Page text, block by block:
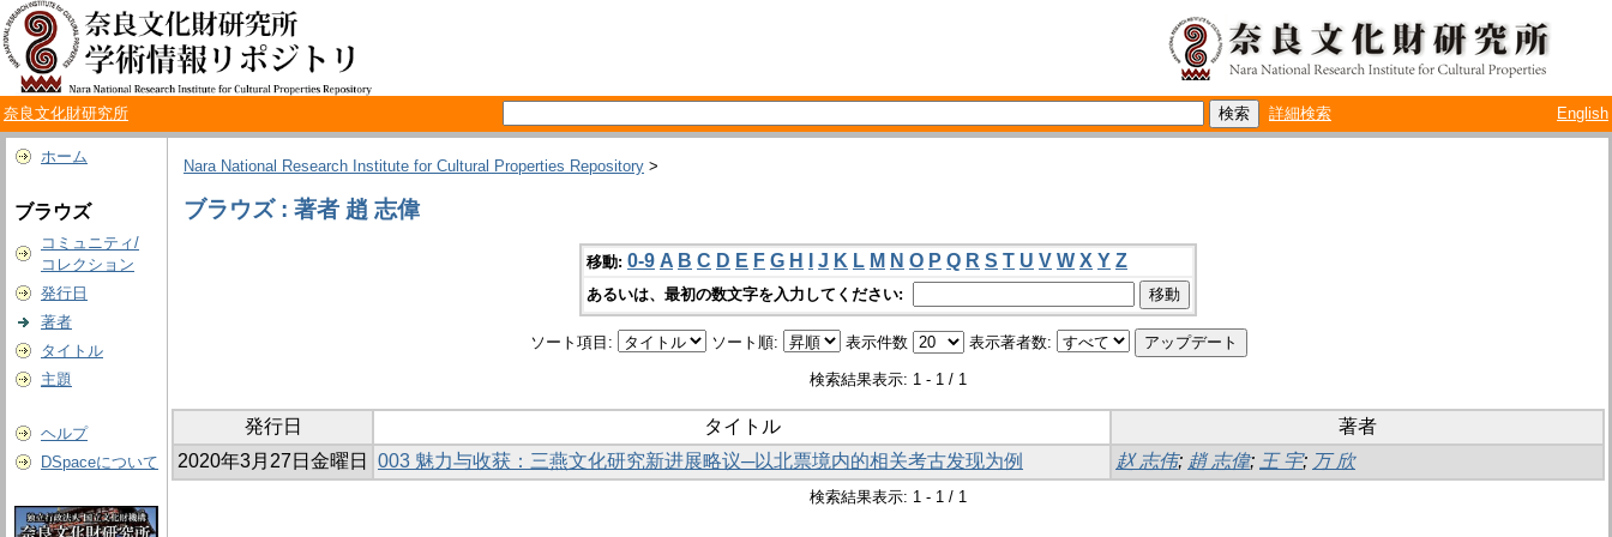
奈良文化財研究所 詳細検索 English
ホーム
ブラウズ
コミュニティ/
コレクション
発行日
著者
タイトル
主題
ヘルプ
DSpaceについて
Nara National Research Institute for Cultural Properties Repository >
ブラウズ : 著者 趙 志偉
移動: 0-9 A B C D E F G H J K L M N O P Q R S T U V W X Y Z
あるいは、最初の数文字を入力してください:
ソート項目: ソート順: 表示件数 表示著者数:
検索結果表示: 1 - 1 / 1
発行日 タイトル
著者
2020年3月27日金曜日
003 魅力与收获：三燕文化研究新进展略议─以北票境内的相关考古发现为例 赵 志伟; 趙 志偉; 王 宇; 万 欣
検索結果表示: 1 - 1 / 1